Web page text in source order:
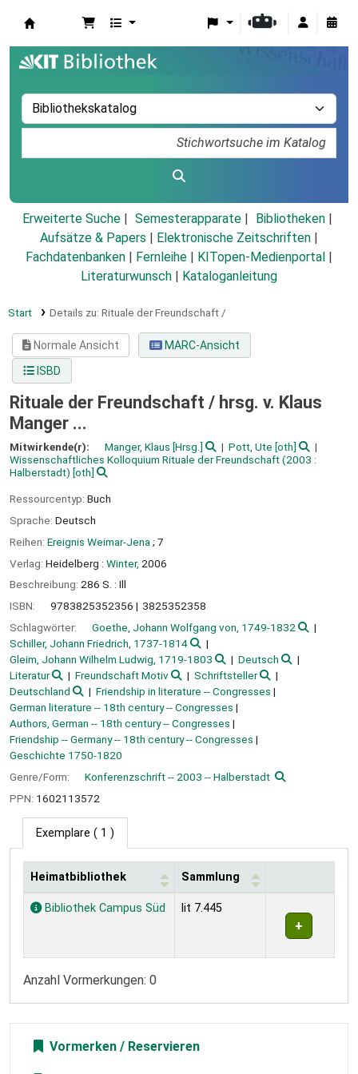
Erweiterte Suche Semesterapparate
Bibliotheken
Aufsätze & Papers
Elektronische Zeitschriften
Fachdatenbanken
Fernleihe KITopen-Medienportal
Literaturwunsch
Kataloganleitung
Start Details zu: Rituale der Freundschaft /
Normale Ansicht
MARC-Ansicht
ISBD
Rituale der Freundschaft / hrsg. v. Klaus
Manger ...
Mitwirkende(r): Manger, Klaus [Hrsg.] Pott, Ute [oth]
Wissenschaftliches Kolloquium Rituale der Freundschaft(2003 :
Halberstadt) [oth]
Ressourcentyp: Buch
Sprache: Deutsch
Reihen: Ereignis Weimar-Jena ; 7
Verlag: Heidelberg : Winter, 2006
Beschreibung: 286 S. : Ill
ISBN:
9783825352356
3825352358
Schlagwörter:
Goethe, Johann Wolfgang von, 1749-1832
Schiller, Johann Friedrich, 1737-1814
Gleim, Johann Wilhelm Ludwig, 1719-1803
Deutsch
Literatur
Freundschaft Motiv
Schriftsteller
Deutschland
Friendship in literature -- Congresses
German literature -- 18th century -- Congresses
Authors, German -- 18th century -- Congresses
Friendship -- Germany -- 18th century -- Congresses
Geschichte 1750-1820
Genre/Form:
Konferenzschrift -- 2003 -- Halberstadt
PPN: 1602113572
Exemplare ( 1 )
Exemplare
Heimatbibliothek Sammlung
Bibliothek Campus Süd lit 7.445
Anzahl Vormerkungen: 0
Vormerken